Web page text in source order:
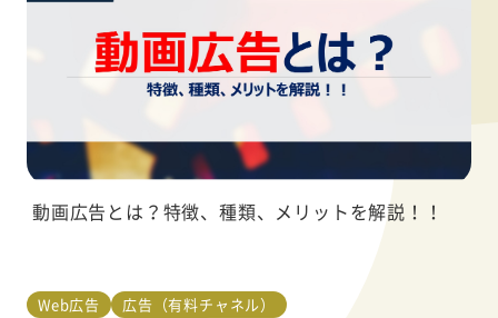
動画広告とは？特徴、種類、メリットを解説！！
Web広告
広告（有料チャネル）